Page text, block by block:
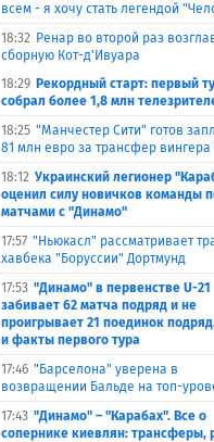
всем - я хочу стать легендой
18:32 Ренар во второй раз
сборную Кот-д'Ивуара
18:29 Рекордный старт: первый
собрал более 1,8 млн
18:25 "Манчестер Сити" готов
81 млн евро за трансфер
18:12 Украинский легионер
оценил силу новичков команды
матчами с "Динамо"
17:57 "Ньюкасл" рассматривает
хавбека "Боруссии" Дортмунд
17:53 "Динамо" в первенстве U-21
забивает 62 матча подряд и не
проигрывает 21 поединок
и факты первого тура
17:46 "Барселона" уверена в
возвращении Бальде на топ-
17:43 "Динамо" – "Карабах". Все о
сопернике киевлян: трансферы,